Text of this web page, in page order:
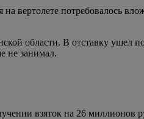
вертолете потребовалось
области. В отставку ушел
не занимал.
взяток на 26 миллионов